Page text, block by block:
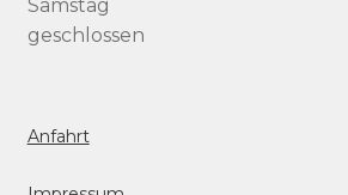
Samstag
geschlossen
Anfahrt